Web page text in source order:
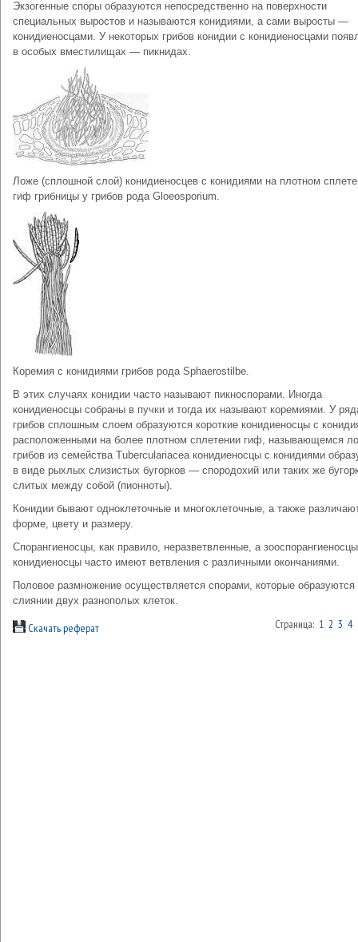
Экзогенные споры образуются непосредственно на поверхности
специальных выростов и называются конидиями, а сами выросты —
конидиеносцами. У некоторых грибов конидии с конидиеносцами
в особых вместилищах — пикнидах.
Ложе (сплошной слой) конидиеносцев с конидиями на плотном
гиф грибницы у грибов рода Gloeosporium.
Коремия с конидиями грибов рода Sphaerostilbe.
В этих случаях конидии часто называют пикноспорами. Иногда
конидиеносцы собраны в пучки и тогда их называют коремиями. У
грибов сплошным слоем образуются короткие конидиеносцы с
расположенными на более плотном сплетении гиф, называющемся
грибов из семейства Тuberculariacea конидиеносцы с конидиями
в виде рыхлых слизистых бугорков — спородохий или таких же
слитых между собой (пионноты).
Конидии бывают одноклеточные и многоклеточные, а также
форме, цвету и размеру.
Спорангиеносцы, как правило, неразветвленные, а
конидиеносцы часто имеют ветвления с различными окончаниями.
Половое размножение осуществляется спорами, которые образуются
слиянии двух разнополых клеток.
Скачать реферат Страница: 1 2 3 4